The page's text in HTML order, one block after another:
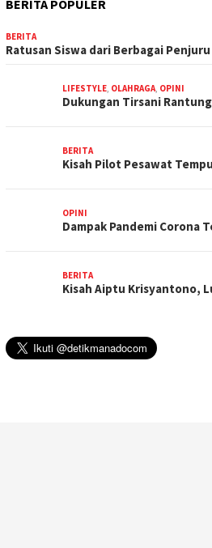
BERITA POPULER
BERITA
Ratusan Siswa dari Berbagai
LIFESTYLE, OLAHRAGA, OPINI
Dukungan Tirsani
BERITA
Kisah Pilot Pesawat
OPINI
Dampak Pandemi Corona
BERITA
Kisah Aiptu Krisyantono,